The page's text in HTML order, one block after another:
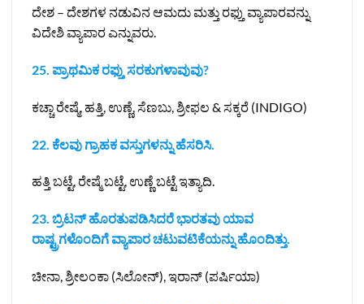
ದೇಶ – ದೇಶಗಳ ನಡುವಿನ ಆಮದು ಮತ್ತು ರಫ್ತು ವ್ಯಾಪಾರವನ್ನು
ವಿದೇಶಿ ವ್ಯಾಪಾರ ಎನ್ನುವರು.
25. ಪ್ರಾಥಮಿಕ ರಫ್ತು ಸರಕುಗಳಾವುವು?
ಕಚ್ಚಾ ರೇಷ್ಮೆ, ಹತ್ತಿ, ಉಣ್ಣೆ, ಸೆಣಬು, ಶ್ರೀಫಲ & ಸಕ್ಕರೆ (INDIGO)
22. ಕೆಲವು ಗ್ರಾಹಕ ವಸ್ತುಗಳನ್ನು ಹೆಸರಿಸಿ.
ಹತ್ತಿ ಬಟ್ಟೆ, ರೇಷ್ಮೆ ಬಟ್ಟೆ, ಉಣ್ಣೆ ಬಟ್ಟೆ ಇತ್ಯಾದಿ.
23. ಬ್ರಿಟನ್ ಹೊರತುಪಡಿಸಿದರೆ ಭಾರತವು ಯಾವ
ರಾಷ್ಟ್ರಗಳೊಂದಿಗೆ ವ್ಯಾಪಾರ ಚಟುವಟಿಕೆಯನ್ನು ಹೊಂದಿತ್ತು.
ಚೀನಾ, ಶ್ರೀಲಂಕಾ (ಸಿಲೋನ್‌), ಇರಾನ್‌ (ಪರ್ಷಿಯಾ)